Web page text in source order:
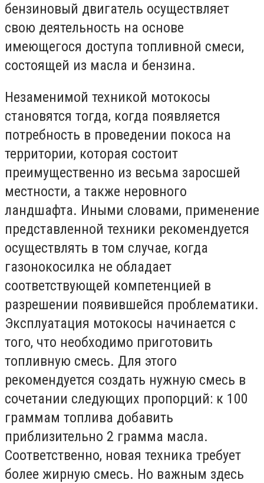
бензиновый двигатель осуществляет
свою деятельность на основе
имеющегося доступа топливной смеси,
состоящей из масла и бензина.
Незаменимой техникой мотокосы
становятся тогда, когда появляется
потребность в проведении покоса на
территории, которая состоит
преимущественно из весьма заросшей
местности, а также неровного
ландшафта. Иными словами, применение
представленной техники рекомендуется
осуществлять в том случае, когда
газонокосилка не обладает
соответствующей компетенцией в
разрешении появившейся проблематики.
Эксплуатация мотокосы начинается с
того, что необходимо приготовить
топливную смесь. Для этого
рекомендуется создать нужную смесь в
сочетании следующих пропорций: к 100
граммам топлива добавить
приблизительно 2 грамма масла.
Соответственно, новая техника требует
более жирную смесь. Но важным здесь